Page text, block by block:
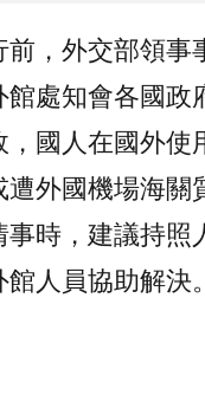
前，外交部領事
館處知會各國政
，國人在國外使
遭外國機場海關
事時，建議持照
人員協助解決。